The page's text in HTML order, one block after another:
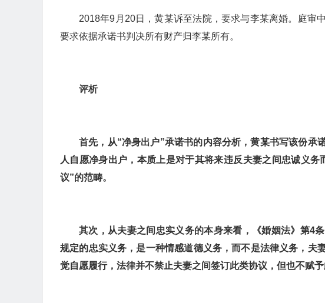
2018年9月20日，黄某诉至法院，要求与李某离婚。庭审
要求依据承诺书判决所有财产归李某所有。
评析
首先，从“净身出户”承诺书的内容分析，黄某书写该份承
人自愿净身出户，本质上是对于其将来违反夫妻之间忠诚义
议”的范畴。
其次，从夫妻之间忠实义务的本身来看，《婚姻法》第4条
规定的忠实义务，是一种情感道德义务，而不是法律义务，夫
觉自愿履行，法律并不禁止夫妻之间签订此类协议，但也不赋予